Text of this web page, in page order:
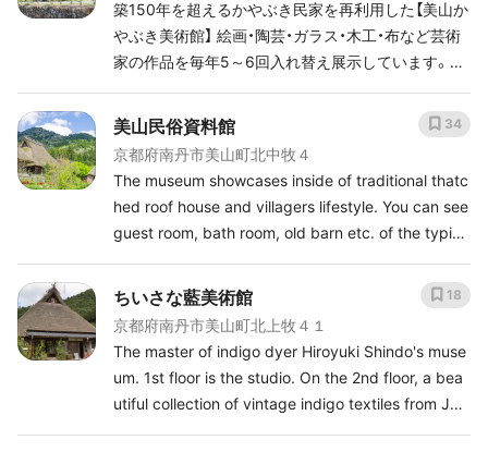
築150年を超えるかやぶき民家を再利用した【美山か
やぶき美術館】 絵画・陶芸・ガラス・木工・布など芸術
家の作品を毎年5～6回入れ替え展示しています。い
つ訪れても新たな展示を楽しめるおすすめスポット
です。 かやぶき美術館に隣接している【郷土資料館】
には、昔ながらの農機具や戦前に使用されていた貴
重な生活道具が収納されています。 《開館日》 開館
日：4月～11月 午前10時～午後4時30分 休館日：月
曜日（祝祭日の場合は翌日）12月～３月冬季休館
美山民俗資料館
京都府南丹市美山町北中牧４
The museum showcases inside of traditional thatc
hed roof house and villagers lifestyle. You can see
guest room, bath room, old barn etc. of the typica
l thatched roof farm house in 19th century. Open:
10:00am~4:00pm Closed: Monday, Approx.8/10-
8/17, New year's holiday Adult: JPY300 /~age 15:
free
34
ちいさな藍美術館
京都府南丹市美山町北上牧４１
The master of indigo dyer Hiroyuki Shindo's muse
um. 1st floor is the studio. On the 2nd floor, a bea
utiful collection of vintage indigo textiles from Jap
an and all over the world are displayed. Open: 11:
18